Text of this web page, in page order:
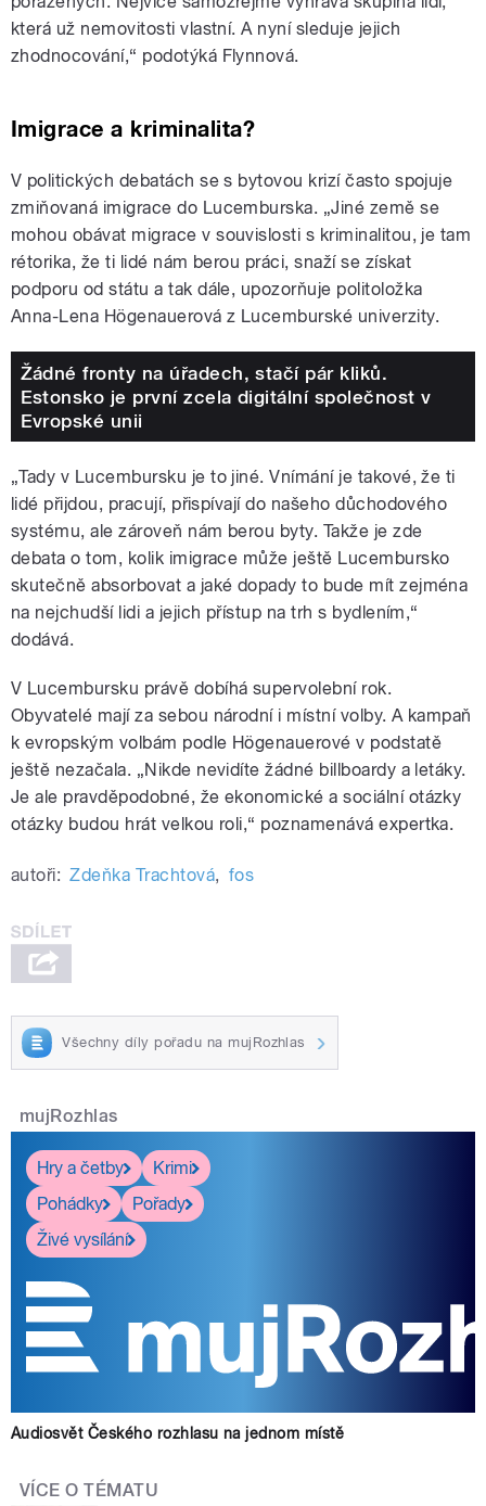
která už nemovitosti vlastní. A nyní sleduje jejich
zhodnocování,“ podotýká Flynnová.
Imigrace a kriminalita?
V politických debatách se s bytovou krizí často spojuje
zmiňovaná imigrace do Lucemburska. „Jiné země se
mohou obávat migrace v souvislosti s kriminalitou, je tam
rétorika, že ti lidé nám berou práci, snaží se získat
podporu od státu a tak dále, upozorňuje politoložka
Anna-Lena Högenauerová z Lucemburské univerzity.
Žádné fronty na úřadech, stačí pár kliků.
Estonsko je první zcela digitální společnost v
Evropské unii
„Tady v Lucembursku je to jiné. Vnímání je takové, že ti
lidé přijdou, pracují, přispívají do našeho důchodového
systému, ale zároveň nám berou byty. Takže je zde
debata o tom, kolik imigrace může ještě Lucembursko
skutečně absorbovat a jaké dopady to bude mít zejména
na nejchudší lidi a jejich přístup na trh s bydlením,“
dodává.
V Lucembursku právě dobíhá supervolební rok.
Obyvatelé mají za sebou národní i místní volby. A kampaň
k evropským volbám podle Högenauerové v podstatě
ještě nezačala. „Nikde nevidíte žádné billboardy a letáky.
Je ale pravděpodobné, že ekonomické a sociální otázky
otázky budou hrát velkou roli,“ poznamenává expertka.
autoři: Zdeňka Trachtová, fos
Všechny díly pořadu na mujRozhlas
mujRozhlas
Hry a četby
Krimi
Pohádky
Pořady
Živé vysílání
Audiosvět Českého rozhlasu na jednom místě
VÍCE O TÉMATU